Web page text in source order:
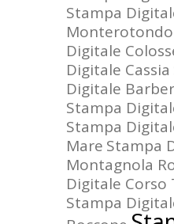
Stampa
Monterotondo
Digitale
Digitale Cassia
Digitale
Stampa
Stampa
Mare Stampa
Montagnola
Digitale Corso
Stampa